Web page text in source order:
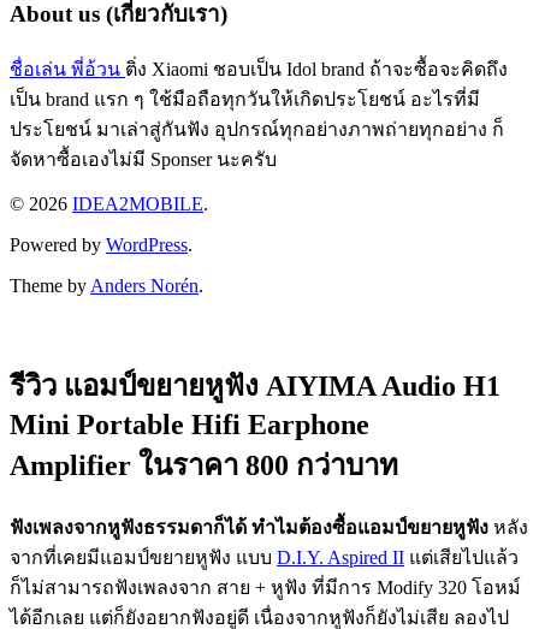
About us (เกี่ยวกับเรา)
ชื่อเล่น พี่อ้วน ติ่ง Xiaomi ชอบเป็น Idol brand ถ้าจะซื้อจะคิดถึง
เป็น brand แรก ๆ ใช้มือถือทุกวันให้เกิดประโยชน์ อะไรที่มี
ประโยชน์ มาเล่าสู่กันฟัง อุปกรณ์ทุกอย่างภาพถ่ายทุกอย่าง ก็
จัดหาซื้อเองไม่มี Sponser นะครับ
© 2026 IDEA2MOBILE.
Powered by WordPress.
Theme by Anders Norén.
รีวิว แอมป์ขยายหูฟัง AIYIMA Audio H1
Mini Portable Hifi Earphone
Amplifier ในราคา 800 กว่าบาท
ฟังเพลงจากหูฟังธรรมดาก็ได้ ทำไมต้องซื้อแอมป์ขยายหูฟัง หลัง
จากที่เคยมีแอมป์ขยายหูฟัง แบบ D.I.Y. Aspired II แต่เสียไปแล้ว
ก็ไม่สามารถฟังเพลงจาก สาย + หูฟัง ที่มีการ Modify 320 โอหม์
ได้อีกเลย แต่ก็ยังอยากฟังอยู่ดี เนื่องจากหูฟังก็ยังไม่เสีย ลองไป